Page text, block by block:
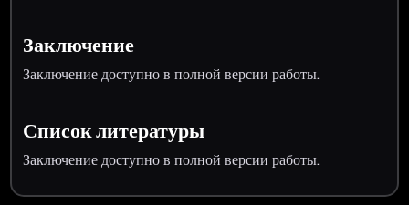
Заключение
Заключение доступно в полной версии работы.
Список литературы
Заключение доступно в полной версии работы.